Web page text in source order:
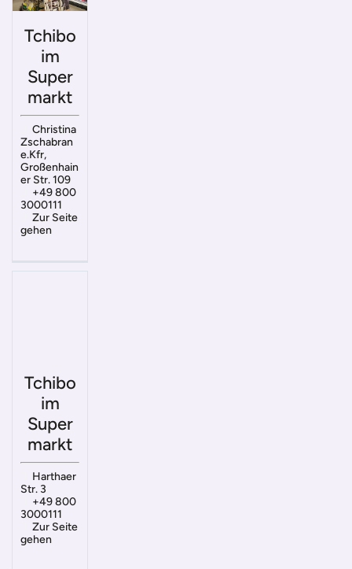
Tchibo
im
Super
markt
Christina
Zschabran
e.Kfr,
Großenhain
er Str. 109
+49 800
3000111
Zur Seite
gehen
Tchibo
im
Super
markt
Harthaer
Str. 3
+49 800
3000111
Zur Seite
gehen